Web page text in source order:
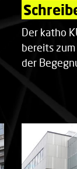
Der katho
bereits zum
der